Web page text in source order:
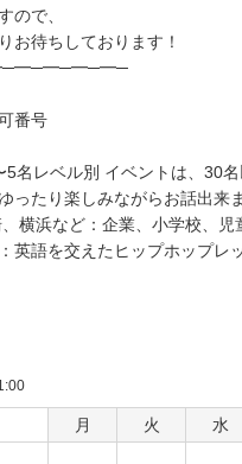
ので、
お待ちしております！
番号
5名レベル別 イベントは、30名
ったり楽しみながらお話出来ま
横浜など：企業、小学校、
英語を交えたヒップホップレ
月 火 水